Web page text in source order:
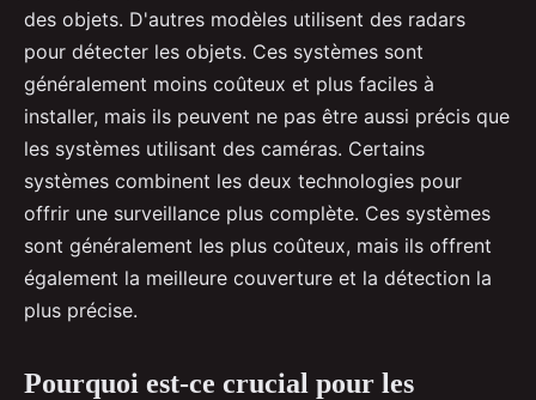
des objets. D'autres modèles utilisent des radars
pour détecter les objets. Ces systèmes sont
généralement moins coûteux et plus faciles à
installer, mais ils peuvent ne pas être aussi précis que
les systèmes utilisant des caméras. Certains
systèmes combinent les deux technologies pour
offrir une surveillance plus complète. Ces systèmes
sont généralement les plus coûteux, mais ils offrent
également la meilleure couverture et la détection la
plus précise.
Pourquoi est-ce crucial pour les